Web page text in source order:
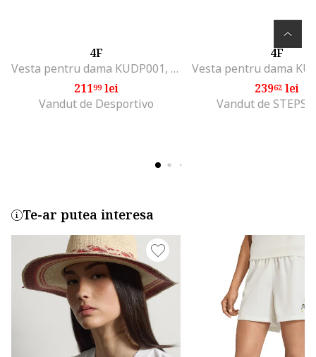
4F
Vesta pentru dama KUDP001, Gri
21199lei
Vandut de Desportivo
4F
23962lei
Vandut de
Te-ar putea interesa